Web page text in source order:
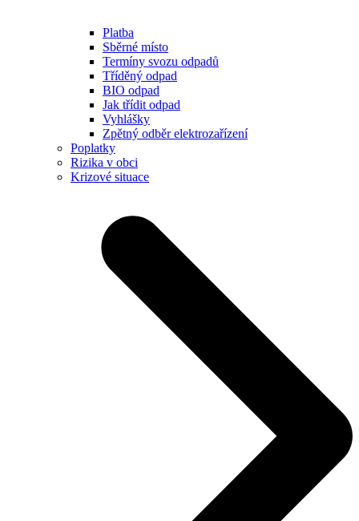
Platba
Sběrné místo
Termíny svozu odpadů
Tříděný odpad
BIO odpad
Jak třídit odpad
Vyhlášky
Zpětný odběr elektrozařízení
Poplatky
Rizika v obci
Krizové situace